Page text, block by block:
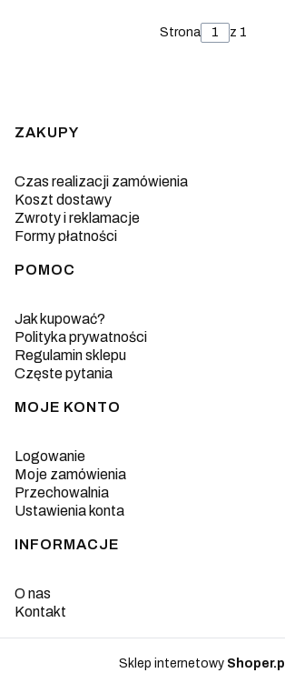
Strona z 1
Linki w stopce
ZAKUPY
Czas realizacji zamówienia
Koszt dostawy
Zwroty i reklamacje
Formy płatności
POMOC
Jak kupować?
Polityka prywatności
Regulamin sklepu
Częste pytania
MOJE KONTO
Logowanie
Moje zamówienia
Przechowalnia
Ustawienia konta
INFORMACJE
O nas
Kontakt
Sklep internetowy Shoper.pl